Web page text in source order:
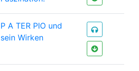
P A TER PIO und
sein Wirken